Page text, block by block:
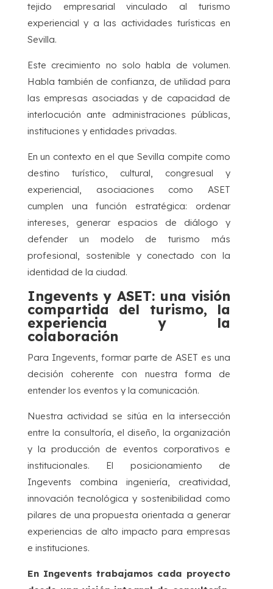
tejido empresarial vinculado al turismo
experiencial y a las actividades turísticas en
Sevilla.
Este crecimiento no solo habla de volumen.
Habla también de confianza, de utilidad para
las empresas asociadas y de capacidad de
interlocución ante administraciones públicas,
instituciones y entidades privadas.
En un contexto en el que Sevilla compite como
destino turístico, cultural, congresual y
experiencial, asociaciones como ASET
cumplen una función estratégica: ordenar
intereses, generar espacios de diálogo y
defender un modelo de turismo más
profesional, sostenible y conectado con la
identidad de la ciudad.
Ingevents y ASET: una visión
compartida del turismo, la
experiencia y la
colaboración
Para Ingevents, formar parte de ASET es una
decisión coherente con nuestra forma de
entender los eventos y la comunicación.
Nuestra actividad se sitúa en la intersección
entre la consultoría, el diseño, la organización
y la producción de eventos corporativos e
institucionales. El posicionamiento de
Ingevents combina ingeniería, creatividad,
innovación tecnológica y sostenibilidad como
pilares de una propuesta orientada a generar
experiencias de alto impacto para empresas
e instituciones.
En Ingevents trabajamos cada proyecto